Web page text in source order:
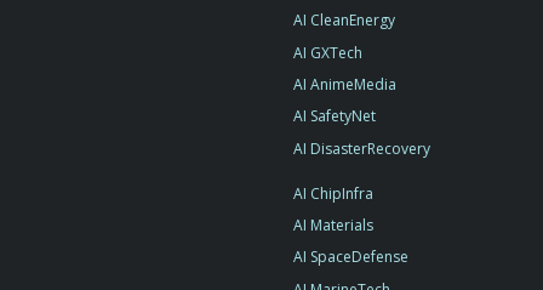
AI CleanEnergy
AI GXTech
AI AnimeMedia
AI SafetyNet
AI DisasterRecovery
AI ChipInfra
AI Materials
AI SpaceDefense